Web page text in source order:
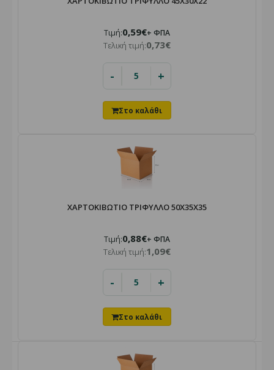
Τιμή:0,59€+ ΦΠΑ
Τελική τιμή:0,73€
- +
ΧΑΡΤΟΚΙΒΩΤΙΟ ΤΡΙΦΥΛΛΟ 50X35X35
Τιμή:0,88€+ ΦΠΑ
Τελική τιμή:1,09€
- +